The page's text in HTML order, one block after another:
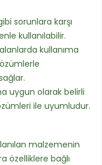
sorunlara karşı
kullanılabilir.
kullanıma
uygun olarak belirli
ile uyumludur.
malzemenin
özelliklere bağlı